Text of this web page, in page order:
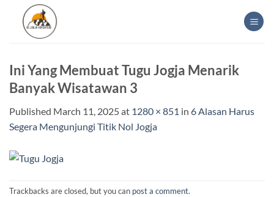
content
Ini Yang Membuat Tugu Jogja Menarik
Banyak Wisatawan 3
Published March 11, 2025at 1280 × 851 in 6 Alasan Harus
Segera Mengunjungi Titik Nol Jogja
Trackbacks are closed, but you can post a comment.